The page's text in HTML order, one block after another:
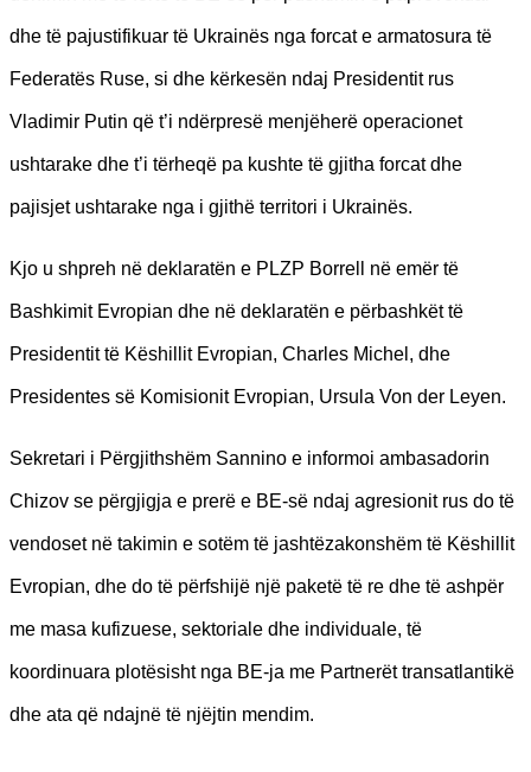
dhe të pajustifikuar të Ukrainës nga forcat e armatosura të
Federatës Ruse, si dhe kërkesën ndaj Presidentit rus
Vladimir Putin që t’i ndërpresë menjëherë operacionet
ushtarake dhe t’i tërheqë pa kushte të gjitha forcat dhe
pajisjet ushtarake nga i gjithë territori i Ukrainës.
Kjo u shpreh në deklaratën e PLZP Borrell në emër të
Bashkimit Evropian dhe në deklaratën e përbashkët të
Presidentit të Këshillit Evropian, Charles Michel, dhe
Presidentes së Komisionit Evropian, Ursula Von der Leyen.
Sekretari i Përgjithshëm Sannino e informoi ambasadorin
Chizov se përgjigja e prerë e BE-së ndaj agresionit rus do të
vendoset në takimin e sotëm të jashtëzakonshëm të Këshillit
Evropian, dhe do të përfshijë një paketë të re dhe të ashpër
me masa kufizuese, sektoriale dhe individuale, të
koordinuara plotësisht nga BE-ja me Partnerët transatlantikë
dhe ata që ndajnë të njëjtin mendim.